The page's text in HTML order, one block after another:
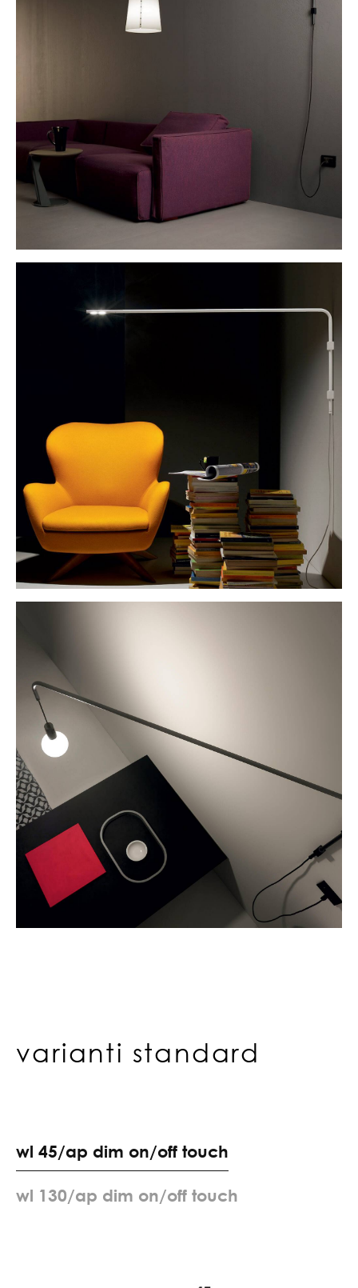
varianti standard
wl 45/ap dim on/off touch
wl 130/ap dim on/off touch